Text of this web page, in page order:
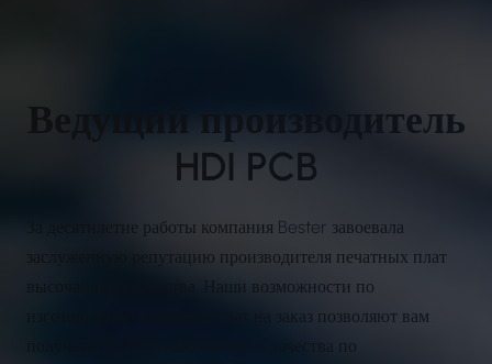
Ведущий производитель
HDI PCB
За десятилетие работы компания Bester завоевала
заслуженную репутацию производителя печатных плат
высочайшего качества. Наши возможности по
изготовлению печатных плат на заказ позволяют вам
получать HDI PCB высочайшего качества по